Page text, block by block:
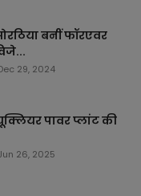
बनीं फॉरएवर
29, 2024
पावर प्लांट की
26, 2025